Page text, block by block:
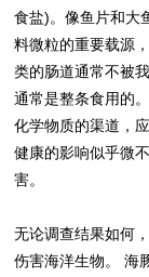
食盐)。像鱼片和大
料微粒的重要载源
类的肠道通常不被
通常是整条食用的
化学物质的渠道，
健康的影响似乎微
害。
无论调查结果如何
伤害海洋生物。 海